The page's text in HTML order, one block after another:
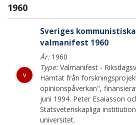
1960
v
Sveriges
valmanifest 1960
År:1960
Type:Valmanifest -
Hämtat från
opinionspåverkan",
juni 1994. Peter Esaiasson
Statsvetenskapliga
universitet.